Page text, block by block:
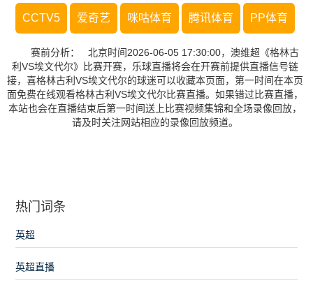
CCTV5 爱奇艺 咪咕体育 腾讯体育 PP体育
赛前分析： 北京时间2026-06-05 17:30:00，澳维超《格林古
利VS埃文代尔》比赛开赛，乐球直播将会在开赛前提供直播信号链
接，喜格林古利VS埃文代尔的球迷可以收藏本页面，第一时间在本页
面免费在线观看格林古利VS埃文代尔比赛直播。如果错过比赛直播，
本站也会在直播结束后第一时间送上比赛视频集锦和全场录像回放，
请及时关注网站相应的录像回放频道。
热门词条
英超
英超直播